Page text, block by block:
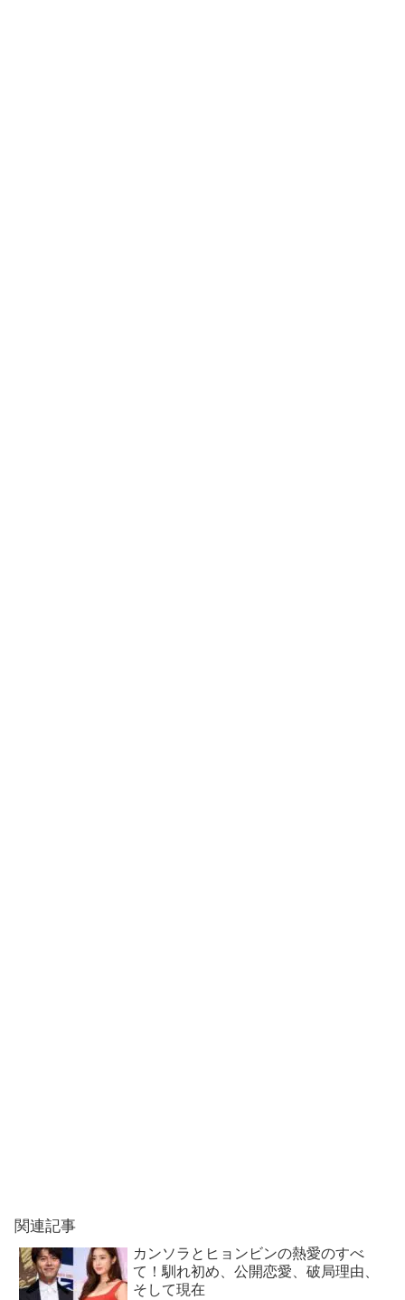
関連記事
カンソラとヒョンビンの熱愛のすべ
て！馴れ初め、公開恋愛、破局理由、
そして現在